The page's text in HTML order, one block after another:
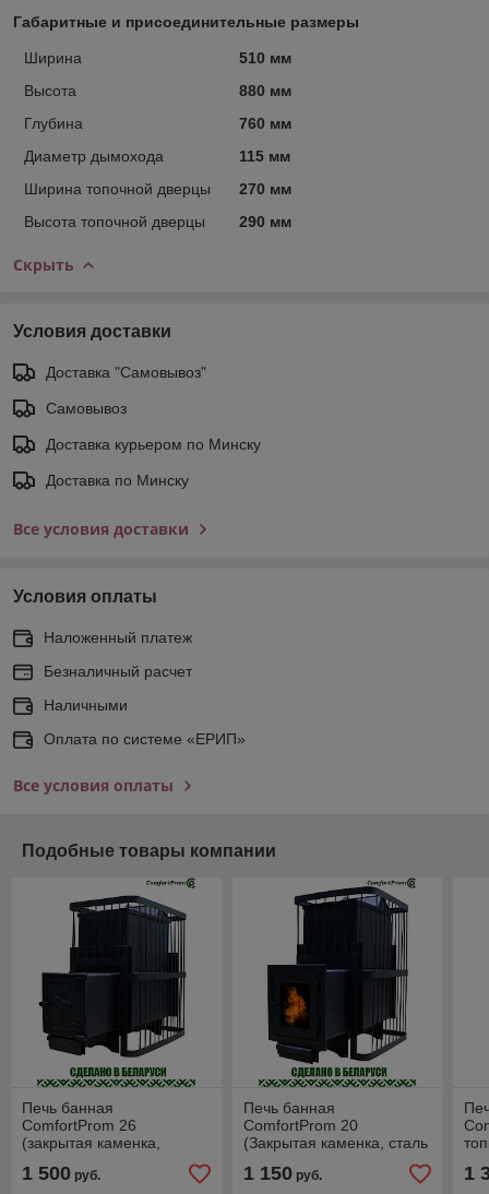
Габаритные и присоединительные размеры
Ширина
510 мм
Высота
880 мм
Глубина
760 мм
Диаметр дымохода
115 мм
Ширина топочной дверцы
270 мм
Высота топочной дверцы
290 мм
Скрыть
Условия доставки
Доставка "Самовывоз"
Самовывоз
Доставка курьером по Минску
Доставка по Минску
Все условия доставки
Условия оплаты
Наложенный платеж
Безналичный расчет
Наличными
Оплата по системе «ЕРИП»
Все условия оплаты
Подобные товары компании
Печь банная
ComfortProm 26
(закрытая каменка,
чугунная топка, чугунная
дверь)
1 500 руб.
Печь банная
ComfortProm 20
(Закрытая каменка, сталь
8 мм, чугунная дверь со
стеклом)
1 150руб. 1